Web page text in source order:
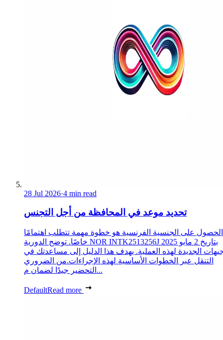
28 Jul 2026·4 min read
تحديد موعد في المحافظة من أجل التجنس
الحصول على الجنسية الفرنسية هو خطوة مهمة تتطلب اهتمامًا
خاصًا. توضح الدورية NOR INTK2513256J بتاريخ 2 مايو 2025
الجديدة لهذه العملية. يهدف هذا الدليل إلى مساعدتك في
التنقل عبر الخطوات الأساسية لهذه الإجراءات.من الضروري
التحضير جيدًا لضمان م...
DefaultRead more